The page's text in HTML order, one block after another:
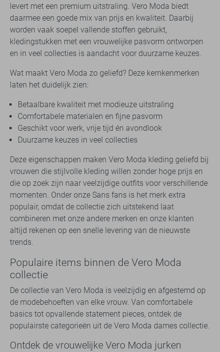
levert met een premium uitstraling. Vero Moda biedt
daarmee een goede mix van prijs en kwaliteit. Daarbij
worden vaak soepel vallende stoffen gebruikt,
kledingstukken met een vrouwelijke pasvorm ontworpen
en in veel collecties is aandacht voor duurzame keuzes.
Wat maakt Vero Moda zo geliefd? Deze kernkenmerken
laten het duidelijk zien:
Betaalbare kwaliteit met modieuze uitstraling
Comfortabele materialen en fijne pasvorm
Geschikt voor werk, vrije tijd én avondlook
Duurzame keuzes in veel collecties
Deze eigenschappen maken Vero Moda kleding geliefd bij
vrouwen die stijlvolle kleding willen zonder hoge prijs en
die op zoek zijn naar veelzijdige outfits voor verschillende
momenten. Onder onze Sans fans is het merk extra
populair, omdat de collectie zich uitstekend laat
combineren met onze andere merken en onze klanten
altijd rekenen op een snelle levering van de nieuwste
trends.
Populaire items binnen de Vero Moda
collectie
De collectie van Vero Moda is veelzijdig en afgestemd op
de modebehoeften van elke vrouw. Van comfortabele
basics tot opvallende statement pieces, ontdek de
populairste categorieën uit de Vero Moda dames collectie.
Ontdek de vrouwelijke Vero Moda jurken